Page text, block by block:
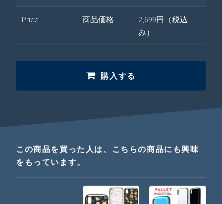
Price 商品価格
2,699円（税込
み）
購入する
この商品を買った人は、こちらの商品にも興味
をもっています。